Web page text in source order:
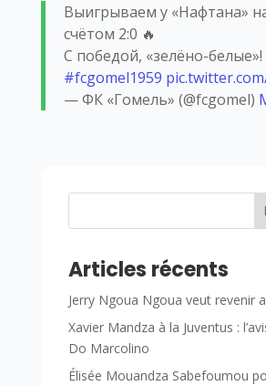
Выигрываем у «Нафтана»
счётом 2:0 🔥
С победой, «зелёно-белые»!
#fcgomel1959
— ФК «Гомель» (@fcgomel)
Articles récents
Jerry Ngoua Ngoua veut revenir
Xavier Mandza à la Juventus :
Do Marcolino
Élisée Mouandza Sabefoumou